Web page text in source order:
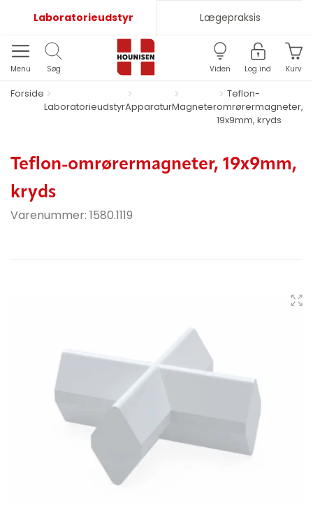
Laboratorieudstyr Lægepraksis
Menu Søg Viden Log ind Kurv
Forside
LaboratorieudstyrApparaturMagneter
Teflon-
omrørermagneter,
19x9mm, kryds
Teflon-omrørermagneter, 19x9mm,
kryds
Varenummer: 1580.1119